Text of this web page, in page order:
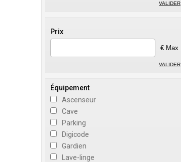
VALIDER
Prix
€ Max
VALIDER
Équipement
Ascenseur
Cave
Parking
Digicode
Gardien
Lave-linge